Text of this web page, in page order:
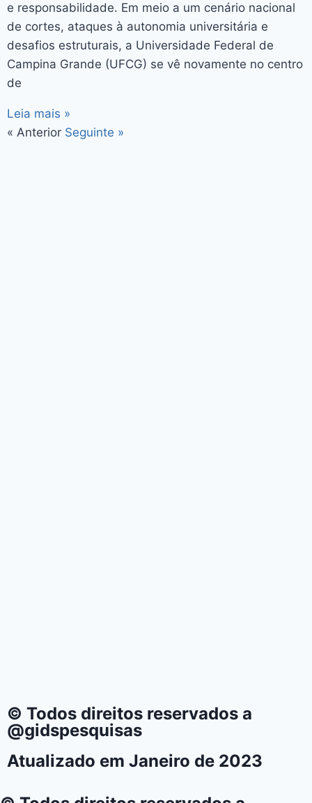
e responsabilidade. Em meio a um cenário nacional
de cortes, ataques à autonomia universitária e
desafios estruturais, a Universidade Federal de
Campina Grande (UFCG) se vê novamente no centro
de
Leia mais »
« Anterior Seguinte »
© Todos direitos reservados a
@gidspesquisas
Atualizado em Janeiro de 2023